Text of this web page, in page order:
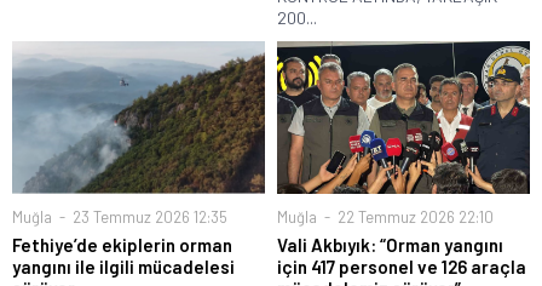
200...
Muğla 23 Temmuz 2026 12:35
Fethiye’de ekiplerin orman
yangını ile ilgili mücadelesi
Muğla 22 Temmuz 2026 22:10
Vali Akbıyık: “Orman yangını
için 417 personel ve 126 araçla